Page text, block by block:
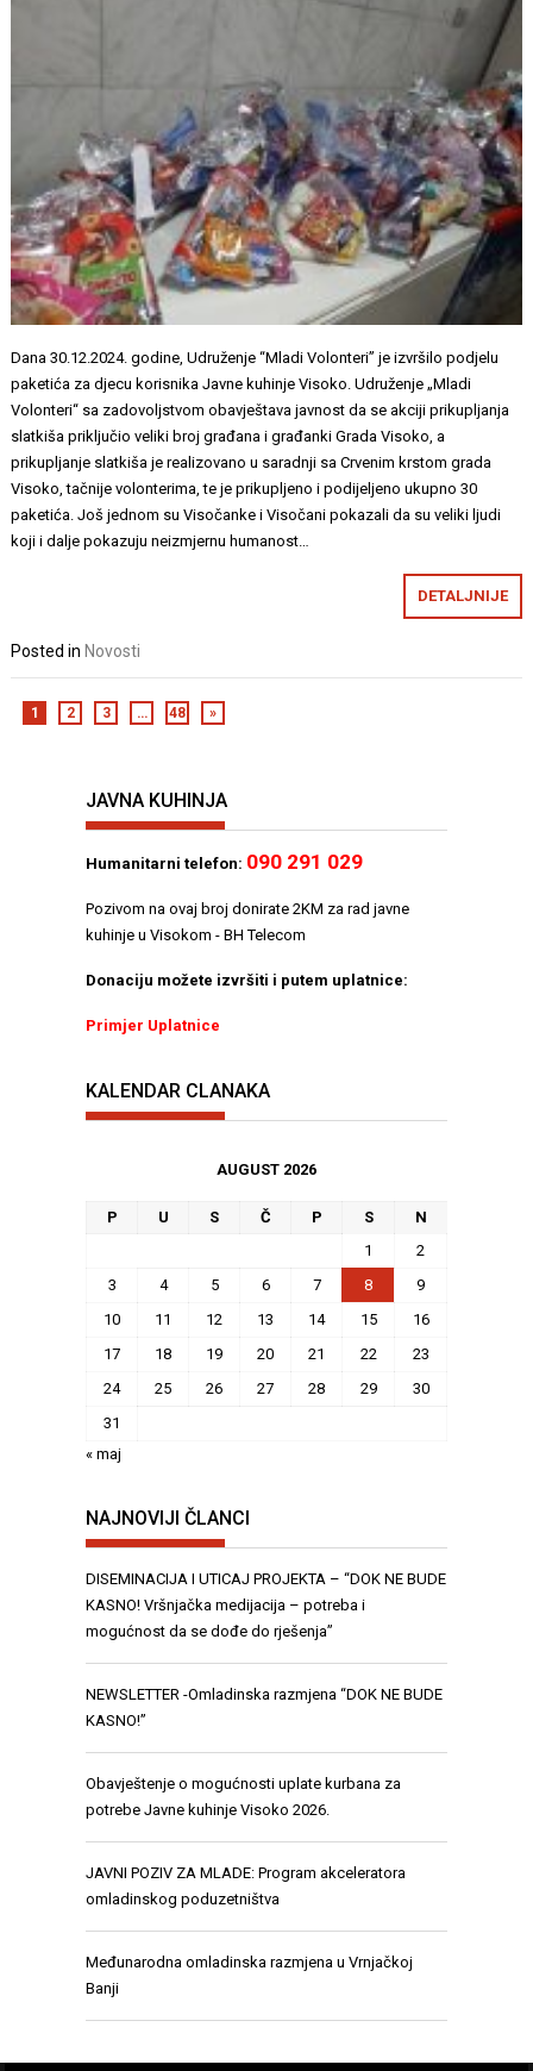
Dana 30.12.2024. godine, Udruženje “Mladi Volonteri” je izvršilo podjelu
paketića za djecu korisnika Javne kuhinje Visoko. Udruženje „Mladi
Volonteri“ sa zadovoljstvom obavještava javnost da se akciji prikupljanja
slatkiša priključio veliki broj građana i građanki Grada Visoko, a
prikupljanje slatkiša je realizovano u saradnji sa Crvenim krstom grada
Visoko, tačnije volonterima, te je prikupljeno i podijeljeno ukupno 30
paketića. Još jednom su Visočanke i Visočani pokazali da su veliki ljudi
koji i dalje pokazuju neizmjernu humanost…
DETALJNIJE
Posted in Novosti
1 2 3 … 48 »
JAVNA KUHINJA
Humanitarni telefon: 090 291 029
Pozivom na ovaj broj donirate 2KM za rad javne
kuhinje u Visokom - BH Telecom
Donaciju možete izvršiti i putem uplatnice:
Primjer Uplatnice
KALENDAR CLANAKA
AUGUST 2026
P U S Č P S
N
1
2
3
4 5 6 7 8
9
10
11 12 13 14 15
16
17
18 19 20 21 22
23
24
25 26 27 28 29
30
31
« maj
NAJNOVIJI ČLANCI
DISEMINACIJA I UTICAJ PROJEKTA – “DOK NE BUDE
KASNO! Vršnjačka medijacija – potreba i
mogućnost da se dođe do rješenja”
NEWSLETTER -Omladinska razmjena “DOK NE BUDE
KASNO!”
Obavještenje o mogućnosti uplate kurbana za
potrebe Javne kuhinje Visoko 2026.
JAVNI POZIV ZA MLADE: Program akceleratora
omladinskog poduzetništva
Međunarodna omladinska razmjena u Vrnjačkoj
Banji